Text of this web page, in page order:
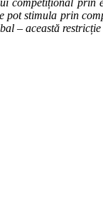
stimula prin
– această